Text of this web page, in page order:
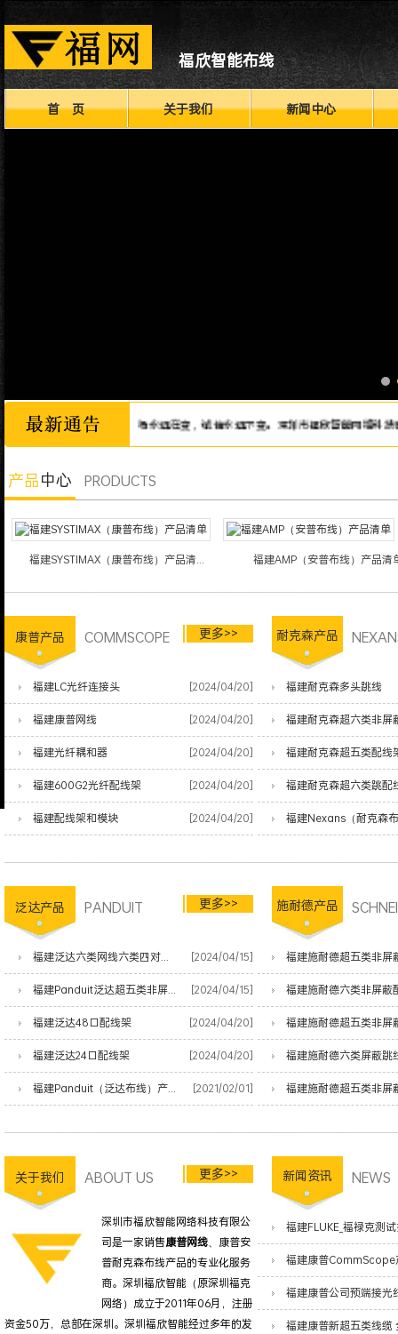
福欣智能布线
首 页 关于我们 新闻中心
诚信为本，市场永远在变，诚信永远不变。深圳市福欣智能网络科技有
产品中心 PRODUCTS
福建SYSTIMAX（康普布线）产品清... 福建AMP（安普布线）产品清
康普产品 COMMSCOPE 更多>>
福建LC光纤连接头 [2024/04/20]
福建康普网线 [2024/04/20]
福建光纤耦和器 [2024/04/20]
福建600G2光纤配线架 [2024/04/20]
福建配线架和模块 [2024/04/20]
耐克森产品
福建耐克森多头跳线
福建耐克森超六类非屏
福建耐克森超五类配线
泛达产品 PANDUIT 更多>>
福建泛达六类网线六类四对非屏蔽双绞线 [2024/04/15]
福建Panduit泛达超五类非屏蔽网线 [2024/04/15]
福建泛达48口配线架 [2024/04/20]
福建泛达24口配线架 [2024/04/20]
福建Panduit（泛达布线）产品清单 [2021/02/01]
施耐德产品
福建施耐德超五类非屏
福建施耐德六类非屏蔽
福建施耐德超五类非屏
福建施耐德六类屏蔽跳
福建施耐德超五类非屏
关于我们 ABOUT US 更多>>
深圳市福欣智能网络科技有限公
司是一家销售康普网线、康普安
普耐克森布线产品的专业化服务
商。深圳福欣智能（原深圳福克
网络）成立于2011年06月，注册
资金50万，总部在深圳。深圳福欣智能经过多年的发
新闻资讯 NEWS